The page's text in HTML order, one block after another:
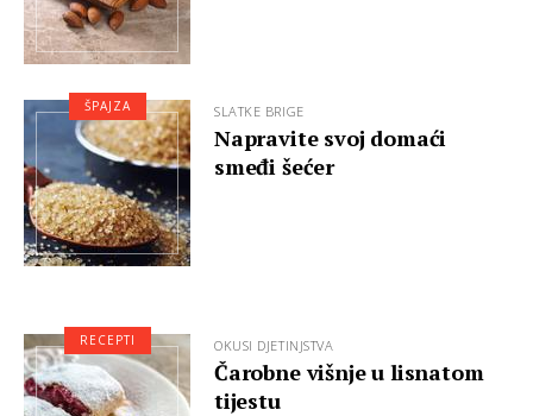
SLATKE BRIGE
Napravite svoj domaći
smeđi šećer
ŠPAJZA
OKUSI DJETINJSTVA
Čarobne višnje u lisnatom
tijestu
RECEPTI